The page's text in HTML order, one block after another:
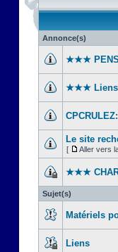
Annonce(s)
★★★
★★★
Le site
[ Aller vers
★★★
Sujet(s)
Matériels
Liens